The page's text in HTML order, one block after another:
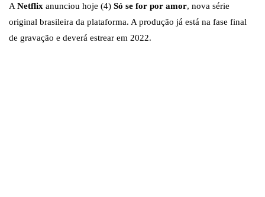
A Netflix anunciou hoje (4) Só se for por amor, nova série
original brasileira da plataforma. A produção já está na fase final
de gravação e deverá estrear em 2022.